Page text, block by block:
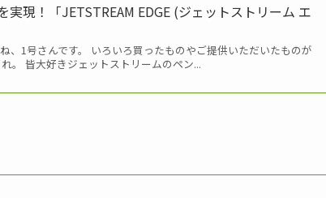
実現！「JETSTREAM EDGE (ジェットストリーム エ
、1号さんです。 いろいろ買ったものやご提供いただいたものが
。 皆大好きジェットストリームのペン...